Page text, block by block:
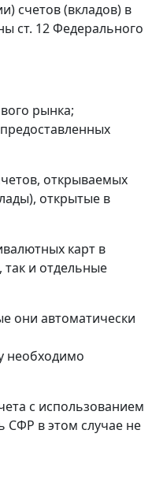
счетов (вкладов) в
ст. 12 Федерального
рынка;
открываемых
открытые в
карт в
так и отдельные
они автоматически
необходимо
с использованием
СФР в этом случае не